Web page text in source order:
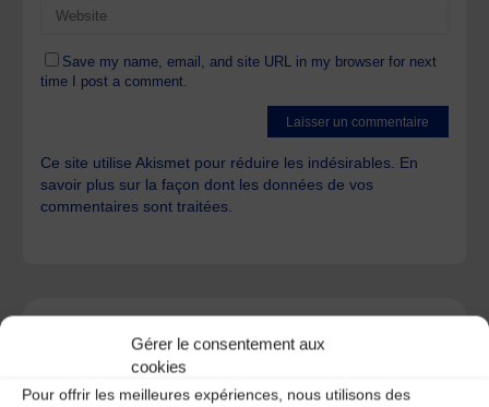
Gérer le consentement aux
cookies
Pour offrir les meilleures expériences, nous utilisons des
Save my name, email, and site URL in my browser for next
time I post a comment.
Ce site utilise Akismet pour réduire les indésirables. En
savoir plus sur la façon dont les données de vos
commentaires sont traitées.